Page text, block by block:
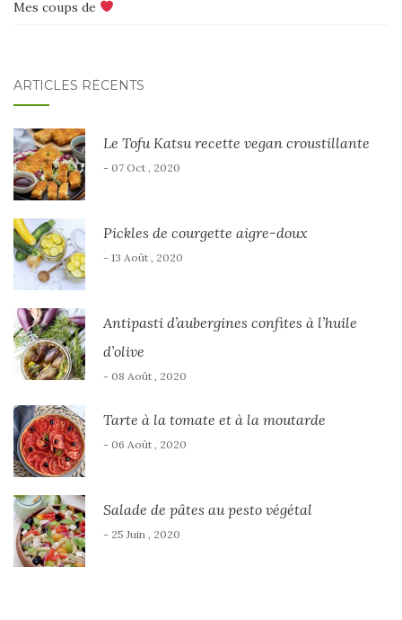
Mes coups de
ARTICLES RÉCENTS
Le Tofu Katsu recette vegan croustillante
- 07 Oct , 2020
Pickles de courgette aigre-doux
- 13 Août , 2020
Antipasti d’aubergines confites à l’huile
d’olive
- 08 Août , 2020
Tarte à la tomate et à la moutarde
- 06 Août , 2020
Salade de pâtes au pesto végétal
- 25 Juin , 2020